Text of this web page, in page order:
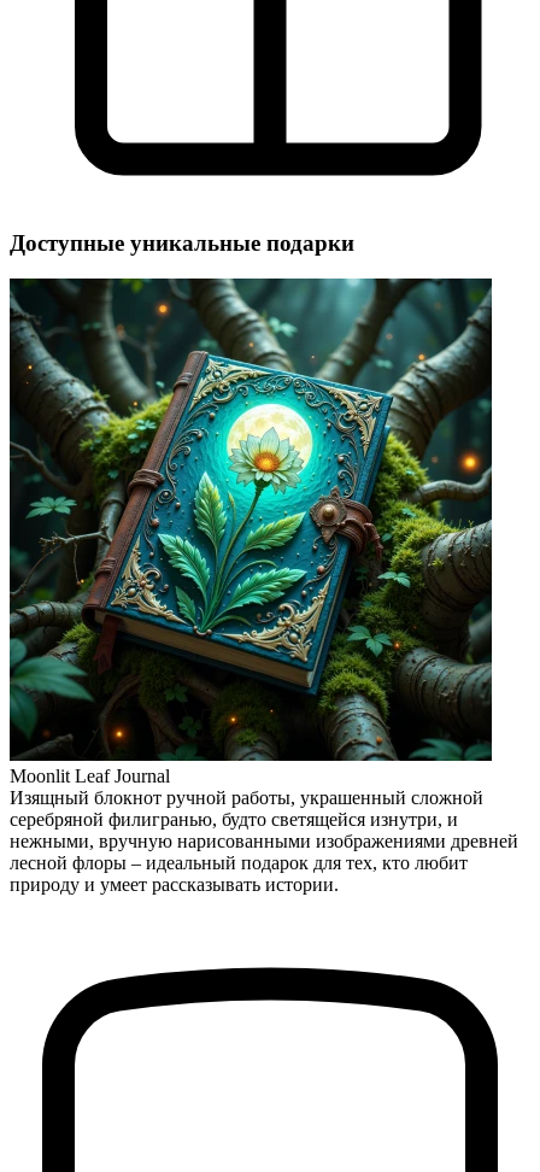
Доступные уникальные подарки
Moonlit Leaf Journal
Изящный блокнот ручной работы, украшенный сложной
серебряной филигранью, будто светящейся изнутри, и
нежными, вручную нарисованными изображениями древней
лесной флоры – идеальный подарок для тех, кто любит
природу и умеет рассказывать истории.